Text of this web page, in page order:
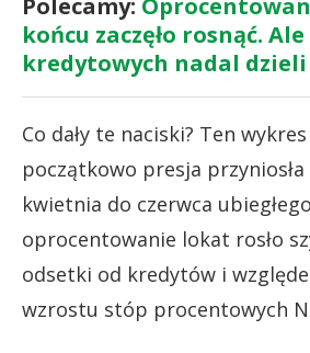
końcu zaczęło rosnąć.
kredytowych nadal dzieli
Co dały te naciski? Ten
początkowo presja
kwietnia do czerwca
oprocentowanie lokat rosło
odsetki od kredytów i
wzrostu stóp procentowych